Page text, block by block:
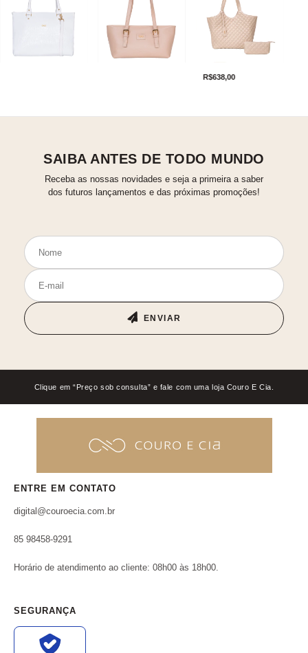
R$638,00
SAIBA ANTES DE TODO MUNDO
Receba as nossas novidades e seja a primeira a saber
dos futuros lançamentos e das próximas promoções!
ENVIAR
Clique em “Preço sob consulta” e fale com uma loja Couro E Cia.
ENTRE EM CONTATO
digital@couroecia.com.br
85 98458-9291
Horário de atendimento ao cliente: 08h00 às 18h00.
SEGURANÇA